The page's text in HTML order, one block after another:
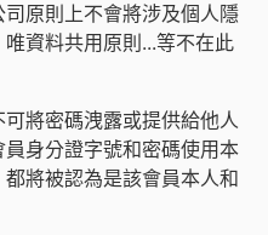
原則上不會將涉及個人隱
資料共用原則...等不在此
將密碼洩露或提供給他人
身分證字號和密碼使用本
將被認為是該會員本人和